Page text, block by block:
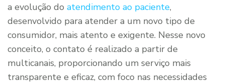
a evolução do atendimento ao paciente,
desenvolvido para atender a um novo tipo de
consumidor, mais atento e exigente. Nesse novo
conceito, o contato é realizado a partir de
multicanais, proporcionando um serviço mais
transparente e eficaz, com foco nas necessidades